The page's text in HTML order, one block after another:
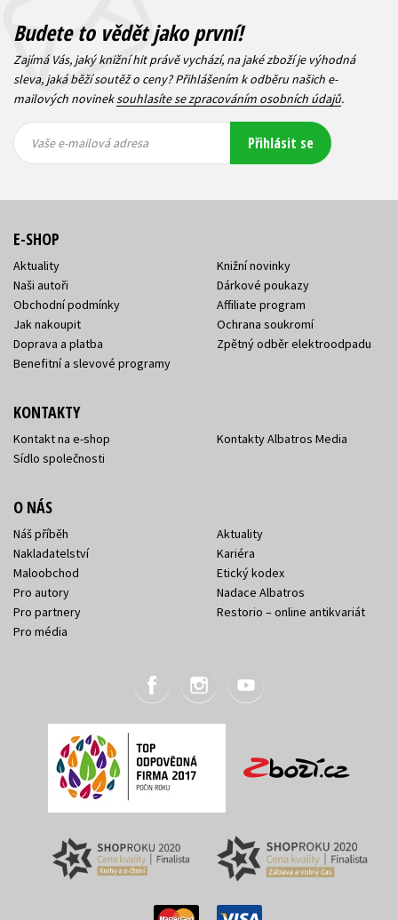
Budete to vědět jako první!
Zajímá Vás, jaký knižní hit právě vychází, na jaké zboží je výhodná
sleva, jaká běží soutěž o ceny? Přihlášením k odběru našich e-
mailových novineksouhlasíte se zpracováním osobních údajů.
mailová
mailová
Vaše e-mailová adresa Přihlásit se
E-SHOP
Aktuality
Naši autoři
Obchodní podmínky
Jak nakoupit
Doprava a platba
Benefitní a slevové programy
Knižní novinky
Dárkové poukazy
Affiliate program
Ochrana soukromí
Zpětný odběr elektroodpadu
KONTAKTY
Kontakt na e-shop
Sídlo společnosti
Kontakty Albatros Media
O NÁS
Náš příběh
Nakladatelství
Maloobchod
Pro autory
Pro partnery
Pro média
Aktuality
Kariéra
Etický kodex
Nadace Albatros
Restorio – online antikvariát